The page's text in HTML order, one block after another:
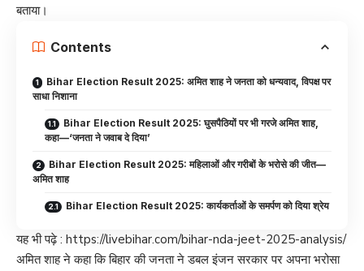
बताया।
Contents
Bihar Election Result 2025: अमित शाह ने जनता को धन्यवाद, विपक्ष पर
साधा निशाना
Bihar Election Result 2025: घुसपैठियों पर भी गरजे अमित शाह,
कहा—‘जनता ने जवाब दे दिया’
Bihar Election Result 2025: महिलाओं और गरीबों के भरोसे की जीत—
अमित शाह
Bihar Election Result 2025: कार्यकर्ताओं के समर्पण को दिया श्रेय
यह भी पढ़े : https://livebihar.com/bihar-nda-jeet-2025-analysis/
अमित शाह ने कहा कि बिहार की जनता ने डबल इंजन सरकार पर अपना भरोसा